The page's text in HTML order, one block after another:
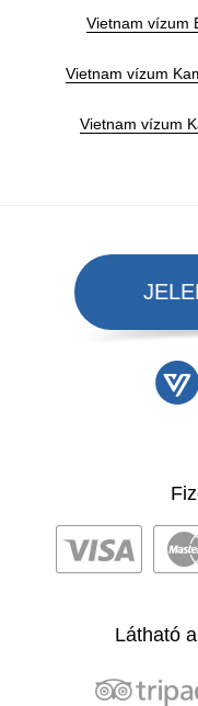
Vietnam vízum
Vietnam vízum
Vietnam vízum
Látható